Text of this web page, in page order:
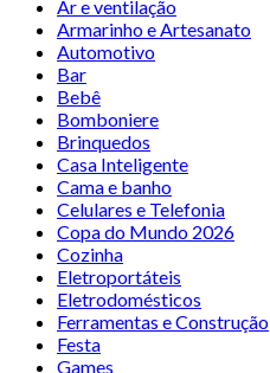
Ar e ventilação
Armarinho e Artesanato
Automotivo
Bar
Bebê
Bomboniere
Brinquedos
Casa Inteligente
Cama e banho
Celulares e Telefonia
Copa do Mundo 2026
Cozinha
Eletroportáteis
Eletrodomésticos
Ferramentas e Construção
Festa
Games